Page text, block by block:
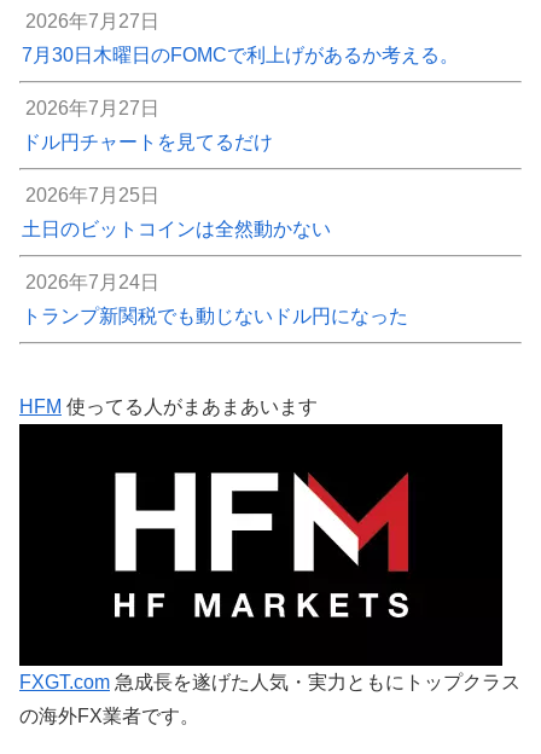
2026年7月27日
7月30日木曜日のFOMCで利上げがあるか考える。
2026年7月27日
ドル円チャートを見てるだけ
2026年7月25日
土日のビットコインは全然動かない
2026年7月24日
トランプ新関税でも動じないドル円になった
HFM 使ってる人がまあまあいます
FXGT.com 急成長を遂げた人気・実力ともにトップクラス
の海外FX業者です。